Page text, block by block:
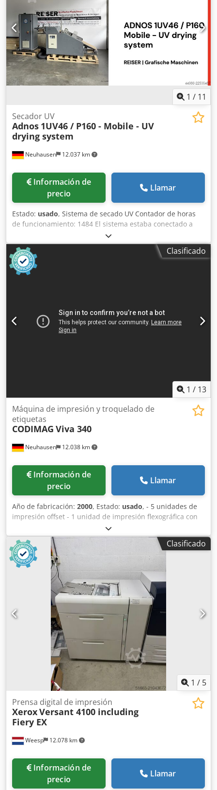
humectación alcohólica Ryobi D-matic, control de
temperatura de rodillos de tinta, lavado automático de
mantilla, lavado automático de rodillos. Dodpfowzvzmox
Aqgsck
1 / 11
Neuhausen 12.037 km
Secador UV
Adnos 1UV46 / P160 - Mobile - UV
drying system
Información de
precio
Llamar
Estado: usado, Sistema de secado UV Contador de horas
de funcionamiento: 1484 El sistema estaba conectado a
una Heidelberg GTO 52 con sistema de barnizado LACO 52.
Dodpezr I U Defx Aqgjck No se requiere una conexión
directa con las máquinas/equipos previos. Está instalado
un emisor de rayos UV usado, modelo ADNOS 04204B4
(referencia actual: ADS 53-160).
Clasificado
1 / 13
Neuhausen 12.038 km
Máquina de impresión y troquelado de
etiquetas
CODIMAG Viva 340
Información de
precio
Llamar
Año de fabricación: 2000, Estado: usado, - 5 unidades de
impresión offset - 1 unidad de impresión flexográfica con
barniz - 6 sistemas de secado UV (refrigerados por aire) -
Unidad de troquelado rotativo - GAP Master - Sistema de
control de la banda mediante vídeo BST Rotativa completa
de 355,6 mm Djdpfxjy H U Uis Aqgsck Ancho máximo de la
banda: 340 mm Ancho mínimo de la banda: 120 mm
Clasificado
1 / 5
Weesp 12.078 km
Prensa digital de impresión
XeroxVersant 4100 including
Fiery EX
Información de
precio
Llamar